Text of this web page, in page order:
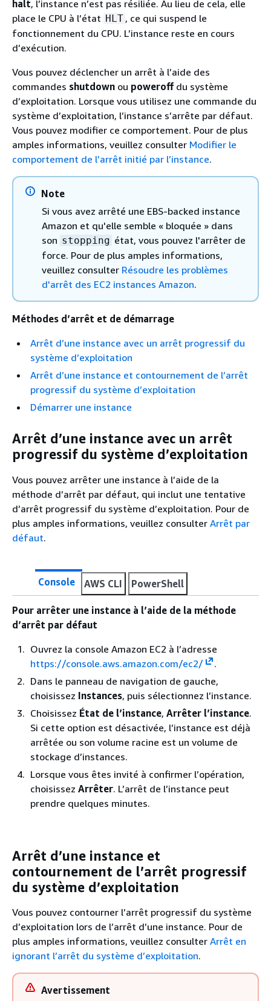
halt, l’instance n’est pas résiliée. Au lieu de cela, elle
place le CPU à l’état HLT , ce qui suspend le
fonctionnement du CPU. L’instance reste en cours
d’exécution.
Vous pouvez déclencher un arrêt à l’aide des
commandes shutdown ou poweroff du système
d’exploitation. Lorsque vous utilisez une commande du
système d’exploitation, l’instance s’arrête par défaut.
Vous pouvez modifier ce comportement. Pour de plus
amples informations, veuillez consulter Modifier le
comportement de l’arrêt initié par l’instance.
Note
Si vous avez arrêté une EBS-backed instance
Amazon et qu'elle semble « bloquée » dans
son stopping état, vous pouvez l'arrêter de
force. Pour de plus amples informations,
veuillez consulter Résoudre les problèmes
d'arrêt des EC2 instances Amazon.
Méthodes d’arrêt et de démarrage
Arrêt d’une instance avec un arrêt progressif du
système d’exploitation
Arrêt d’une instance et contournement de l’arrêt
progressif du système d’exploitation
Démarrer une instance
Arrêt d’une instance avec un arrêt
progressif du système d’exploitation
Vous pouvez arrêter une instance à l’aide de la
méthode d’arrêt par défaut, qui inclut une tentative
d’arrêt progressif du système d’exploitation. Pour de
plus amples informations, veuillez consulter Arrêt par
défaut.
Console AWS CLI PowerShell
Pour arrêter une instance à l’aide de la méthode
d’arrêt par défaut
Ouvrez la console Amazon EC2 à l’adresse
https://console.aws.amazon.com/ec2/
.
Dans le panneau de navigation de gauche,
choisissez Instances, puis sélectionnez l’instance.
Choisissez État de l’instance, Arrêter l’instance.
Si cette option est désactivée, l’instance est déjà
arrêtée ou son volume racine est un volume de
stockage d’instances.
Lorsque vous êtes invité à confirmer l’opération,
choisissez Arrêter. L’arrêt de l’instance peut
prendre quelques minutes.
Arrêt d’une instance et
contournement de l’arrêt progressif
du système d’exploitation
Vous pouvez contourner l’arrêt progressif du système
d’exploitation lors de l’arrêt d’une instance. Pour de
plus amples informations, veuillez consulter Arrêt en
ignorant l’arrêt du système d’exploitation.
Avertissement